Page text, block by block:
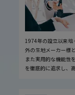
1974年の設立以来培
外の生地メーカー様
また実用的な機能性
を徹底的に追求し、